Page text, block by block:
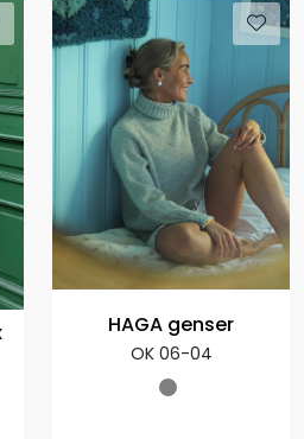
HAGA genser
OK 06-04